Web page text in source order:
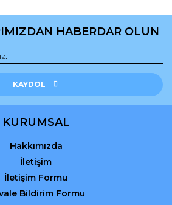
noktaları öneri formunu
teşekkür ederiz.
bozuk veya görüntülenemiyor.
eksik bilgiler bulunuyor.
daha pahalı.
HABERDAR OLUN
KAYDOL
KURUMSAL
Hakkımızda
İletişim
İletişim Formu
Bildirim Formu